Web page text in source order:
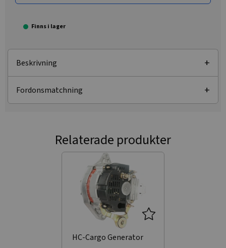
Finns i lager
Beskrivning
Fordonsmatchning
Relaterade produkter
HC-Cargo Generator